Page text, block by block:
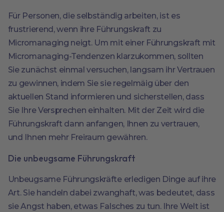
Für Personen, die selbständig arbeiten, ist es
frustrierend, wenn ihre Führungskraft zu
Micromanaging neigt. Um mit einer Führungskraft mit
Micromanaging-Tendenzen klarzukommen, sollten
Sie zunächst einmal versuchen, langsam ihr Vertrauen
zu gewinnen, indem Sie sie regelmäig über den
aktuellen Stand informieren und sicherstellen, dass
Sie Ihre Versprechen einhalten. Mit der Zeit wird die
Führungskraft dann anfangen, Ihnen zu vertrauen,
und Ihnen mehr Freiraum gewähren.
Die unbeugsame Führungskraft
Unbeugsame Führungskräfte erledigen Dinge auf ihre
Art. Sie handeln dabei zwanghaft, was bedeutet, dass
sie Angst haben, etwas Falsches zu tun. Ihre Welt ist